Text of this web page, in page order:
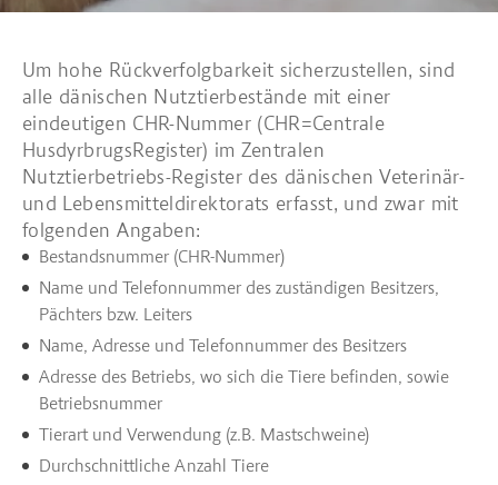
Um hohe Rückverfolgbarkeit sicherzustellen, sind
alle dänischen Nutztierbestände mit einer
eindeutigen CHR-Nummer (CHR=Centrale
HusdyrbrugsRegister) im Zentralen
Nutztierbetriebs-Register des dänischen Veterinär-
und Lebensmitteldirektorats erfasst, und zwar mit
folgenden Angaben:
Bestandsnummer (CHR-Nummer)
Name und Telefonnummer des zuständigen Besitzers,
Pächters bzw. Leiters
Name, Adresse und Telefonnummer des Besitzers
Adresse des Betriebs, wo sich die Tiere befinden, sowie
Betriebsnummer
Tierart und Verwendung (z.B. Mastschweine)
Durchschnittliche Anzahl Tiere